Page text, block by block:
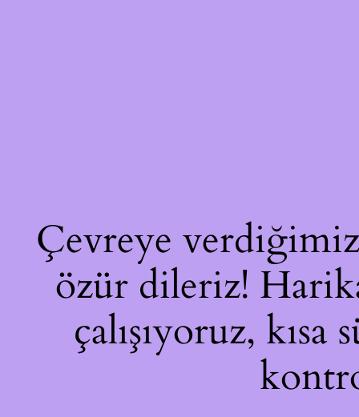
Çevreye verdiğimiz
özür dileriz!
çalışıyoruz,